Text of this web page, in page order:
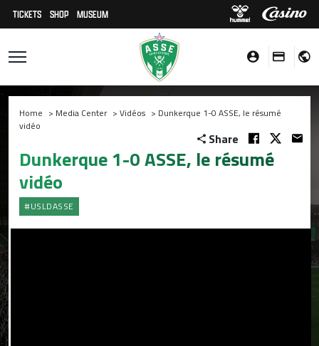
TICKETS SHOP MUSEUM
Home > Media Center > Vidéos > Dunkerque 1-0 ASSE, le résumé
vidéo
Share
Dunkerque 1-0 ASSE, le résumé
vidéo
#USLDASSE